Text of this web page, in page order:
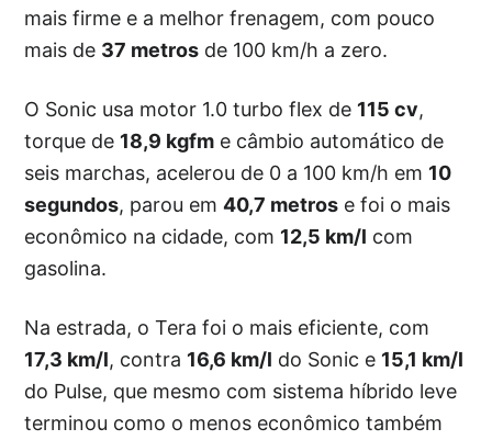
mais firme e a melhor frenagem, com pouco
mais de 37 metros de 100 km/h a zero.
O Sonic usa motor 1.0 turbo flex de 115 cv,
torque de 18,9 kgfm e câmbio automático de
seis marchas, acelerou de 0 a 100 km/h em 10
segundos, parou em40,7 metros e foi o mais
econômico na cidade, com 12,5 km/l com
gasolina.
Na estrada, o Tera foi o mais eficiente, com
17,3 km/l, contra 16,6 km/l do Sonic e 15,1 km/l
do Pulse, que mesmo com sistema híbrido leve
terminou como o menos econômico também